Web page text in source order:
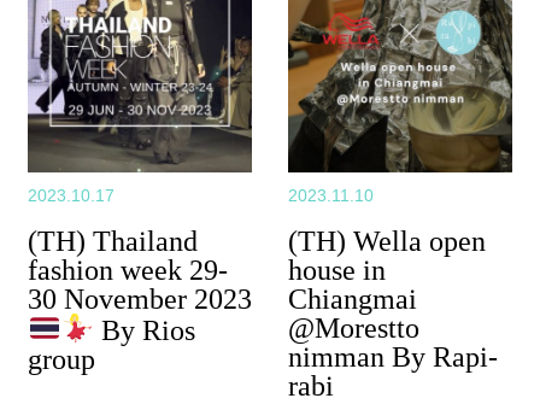
2023.10.17
(TH) Thailand
fashion week 29-
30 November 2023
By Rios
group
2023.11.10
(TH) Wella open
house in
Chiangmai
@Morestto
nimman By Rapi-
rabi